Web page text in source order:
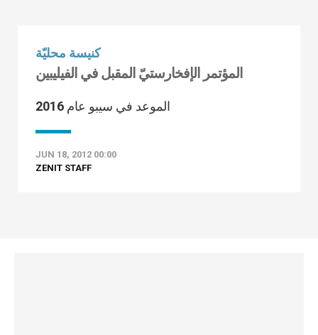
كنيسة محليّة
المؤتمر الإفخارستيّ المقبل في الفيليبين
الموعد في سيبو عام 2016
JUN 18, 2012 00:00
ZENIT STAFF